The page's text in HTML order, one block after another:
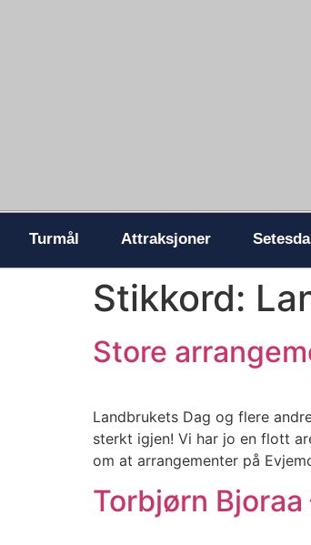
Turmål Attraksjoner
Stikkord:
Store
Landbrukets Dag og flere
sterkt igjen! Vi har jo en flott
om at arrangementer på
Torbjørn